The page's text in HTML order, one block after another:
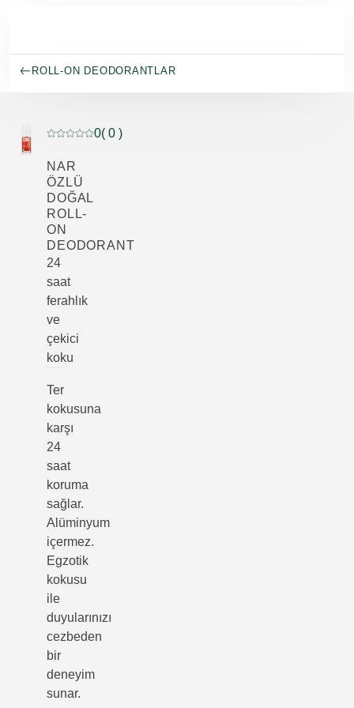
ROLL-ON DEODORANTLAR
Mevcut puan: 5 üzerinden 0 yıldız 0 müşteri
0( 0 )
NAR
ÖZLÜ
DOĞAL
ROLL-
ON
DEODORANT
24
saat
ferahlık
ve
çekici
koku
Ter
kokusuna
karşı
24
saat
koruma
sağlar.
Alüminyum
içermez.
Egzotik
kokusu
ile
duyularınızı
cezbeden
bir
deneyim
sunar.